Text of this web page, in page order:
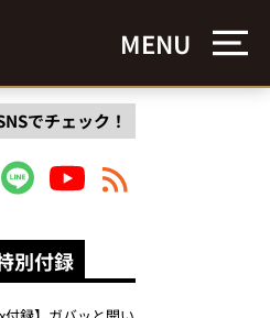
MENU
でチェック！
別付録